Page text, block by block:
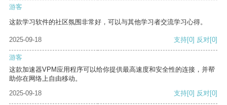
游客
这款学习软件的社区氛围非常好，可以与其他学习者交流学习心得。
2025-09-18 支持[0] 反对[0]
游客
这款加速器VPM应用程序可以给你提供最高速度和安全性的连接，并帮
助你在网络上自由移动。
2025-09-18
支持[0] 反对[0]